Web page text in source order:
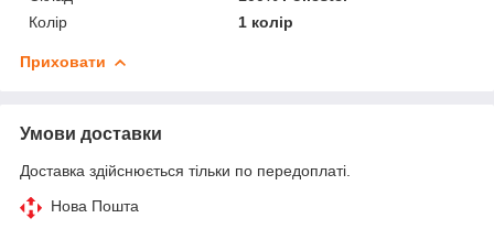
Колір
1 колір
Приховати
Умови доставки
Доставка здійснюється тільки по передоплаті.
Нова Пошта